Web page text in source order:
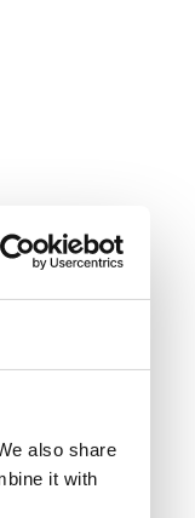
also share
it with